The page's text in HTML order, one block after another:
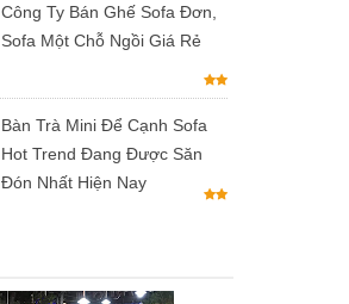
Công Ty Bán Ghế Sofa Đơn,
Sofa Một Chỗ Ngồi Giá Rẻ
Bàn Trà Mini Để Cạnh Sofa
Hot Trend Đang Được Săn
Đón Nhất Hiện Nay